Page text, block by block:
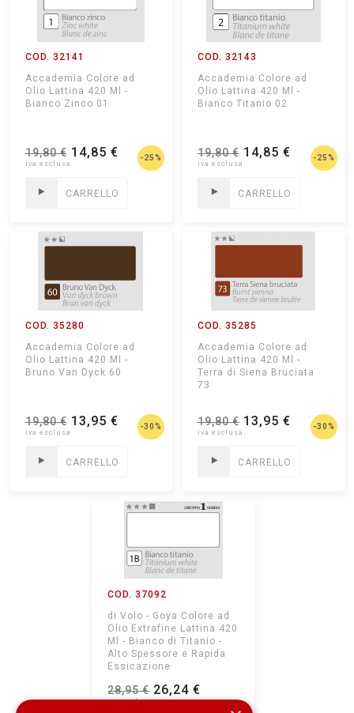
COD. 32141
Accademia Colore ad
Olio Lattina 420 Ml -
Bianco Zinco 01
19,80 €14,85 € -25%
CARRELLO
COD. 32143
Accademia Colore ad
Olio Lattina 420 Ml -
Bianco Titanio 02
19,80 € 14,85 € -25%
CARRELLO
COD. 35280
Accademia Colore ad
Olio Lattina 420 Ml -
Bruno Van Dyck 60
19,80 €13,95 € -30%
CARRELLO
COD. 35285
Accademia Colore ad
Olio Lattina 420 Ml -
Terra di Siena Bruciata
73
19,80 € 13,95 € -30%
CARRELLO
COD. 37092
di Volo - Goya Colore ad
Olio Extrafine Lattina 420
Ml - Bianco di Titanio -
Alto Spessore e Rapida
Essicazione
28,95 €26,24 €